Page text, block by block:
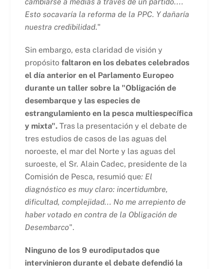
cambiarse a medias a través de un partido....
Esto socavaría la reforma de la PPC. Y dañaría
nuestra credibilidad."
Sin embargo, esta claridad de visión y
propósito faltaron en los debates celebrados
el día anterior en el Parlamento Europeo
durante un taller sobre la "Obligación de
desembarque y las especies de
estrangulamiento en la pesca multiespecífica
y mixta".Tras la presentación y el debate de
tres estudios de casos de las aguas del
noroeste, el mar del Norte y las aguas del
suroeste, el Sr. Alain Cadec, presidente de la
Comisión de Pesca, resumió que: El
diagnóstico es muy claro: incertidumbre,
dificultad, complejidad... No me arrepiento de
haber votado en contra de la Obligación de
Desembarco".
Ninguno de los 9 eurodiputados que
intervinieron durante el debate defendió la